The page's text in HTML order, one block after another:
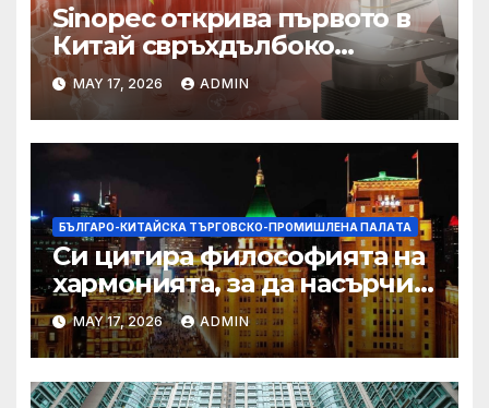
Sinopec открива първото в
Китай свръхдълбоко
находище на шистов газ в
Съчуанския басейн
MAY 17, 2026 ADMIN
БЪЛГАРО-КИТАЙСКА ТЪРГОВСКО-ПРОМИШЛЕНА ПАЛAТА
Си цитира философията на
хармонията, за да насърчи
съжителството между
Китай и САЩ
MAY 17, 2026 ADMIN